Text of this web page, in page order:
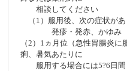
相談してください
（1）服用後、次の症状が
発疹・発赤、かゆみ
（2）1ヵ月位（急性胃腸炎
痢、暑気あたりに
服用する場合には5?6日間